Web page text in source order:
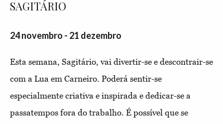
SAGITÁRIO
24 novembro - 21 dezembro
Esta semana, Sagitário, vai divertir-se e descontrair-se
com a Lua em Carneiro. Poderá sentir-se
especialmente criativa e inspirada e dedicar-se a
passatempos fora do trabalho. É possível que se